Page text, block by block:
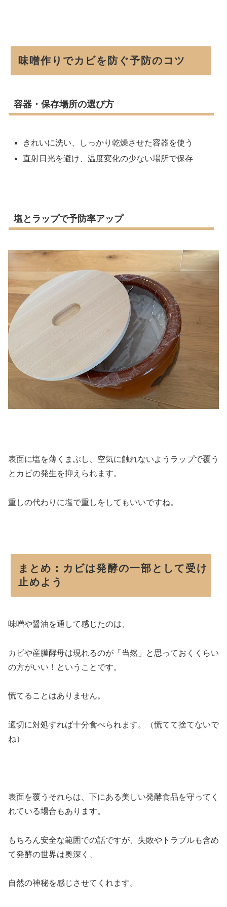
味噌作りでカビを防ぐ予防のコツ
容器・保存場所の選び方
きれいに洗い、しっかり乾燥させた容器を使う
直射日光を避け、温度変化の少ない場所で保存
塩とラップで予防率アップ
表面に塩を薄くまぶし、空気に触れないようラップで覆う
とカビの発生を抑えられます。
重しの代わりに塩で重しをしてもいいですね。
まとめ：カビは発酵の一部として受け
止めよう
味噌や醤油を通して感じたのは、
カビや産膜酵母は現れるのが「当然」と思っておくくらい
の方がいい！ということです。
慌てることはありません。
適切に対処すれば十分食べられます。（慌てて捨てないで
ね）
表面を覆うそれらは、下にある美しい発酵食品を守ってく
れている場合もあります。
もちろん安全な範囲での話ですが、失敗やトラブルも含め
て発酵の世界は奥深く、
自然の神秘を感じさせてくれます。